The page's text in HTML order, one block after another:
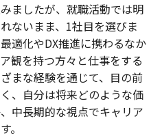
ましたが、就職活動では明
ないまま、1社目を選びま
適化やDX推進に携わるなか
観を持つ方々と仕事をする
まな経験を通じて、目の前
、自分は将来どのような価
中長期的な視点でキャリア
。